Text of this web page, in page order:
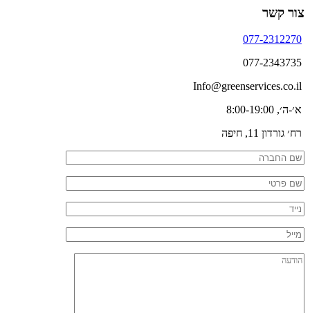
צור קשר
077-2312270
א׳-ה׳, 8:00-19:00
רח׳ גורדון 11, חיפה